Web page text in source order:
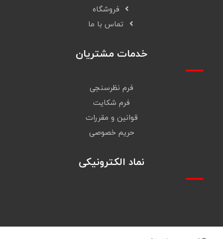
فروشگاه
تماس با ما
خدمات مشتریان
فرم نظرسنجی
فرم شکایت
قوانین و مقررات
حریم خصوصی
نماد الکترونیکی